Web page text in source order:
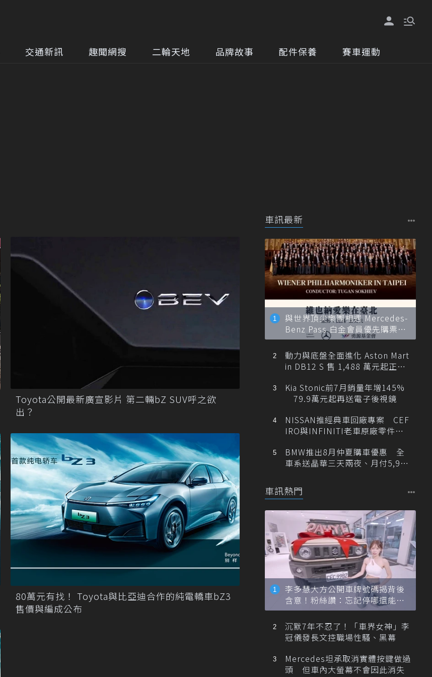
交通新訊 趣聞網搜 二輪天地 品牌故事 配件保養 賽車運動
Toyota公開最新廣宣影片 第二輛bZ SUV呼之欲
出？
80萬元有找！ Toyota與比亞迪合作的純電轎車bZ3
售價與編成公布
車訊最新
與世界頂尖樂團相遇 Mercedes-
Benz Pass 白金會員優先購票維
也納愛樂
動力與底盤全面進化 Aston Mart
in DB12 S 售 1,488 萬元起正式
Kia Stonic前7月銷量年增145%
79.9萬元起再送電子後視鏡
NISSAN推經典車回廠專案 CEF
IRO與INFINITI老車原廠零件最
BMW推出8月仲夏購車優惠 全
車系送晶華三天兩夜、月付5,900
車訊熱門
李多慧大方公開車牌號碼揭背後
含意！粉絲讚：忘記停哪還能幫
忙找車
沉默7年不忍了！「車界女神」李
冠儀發長文控職場性騷、黑幕
Mercedes坦承取消實體按鍵做過
頭 但車內大螢幕不會因此消失